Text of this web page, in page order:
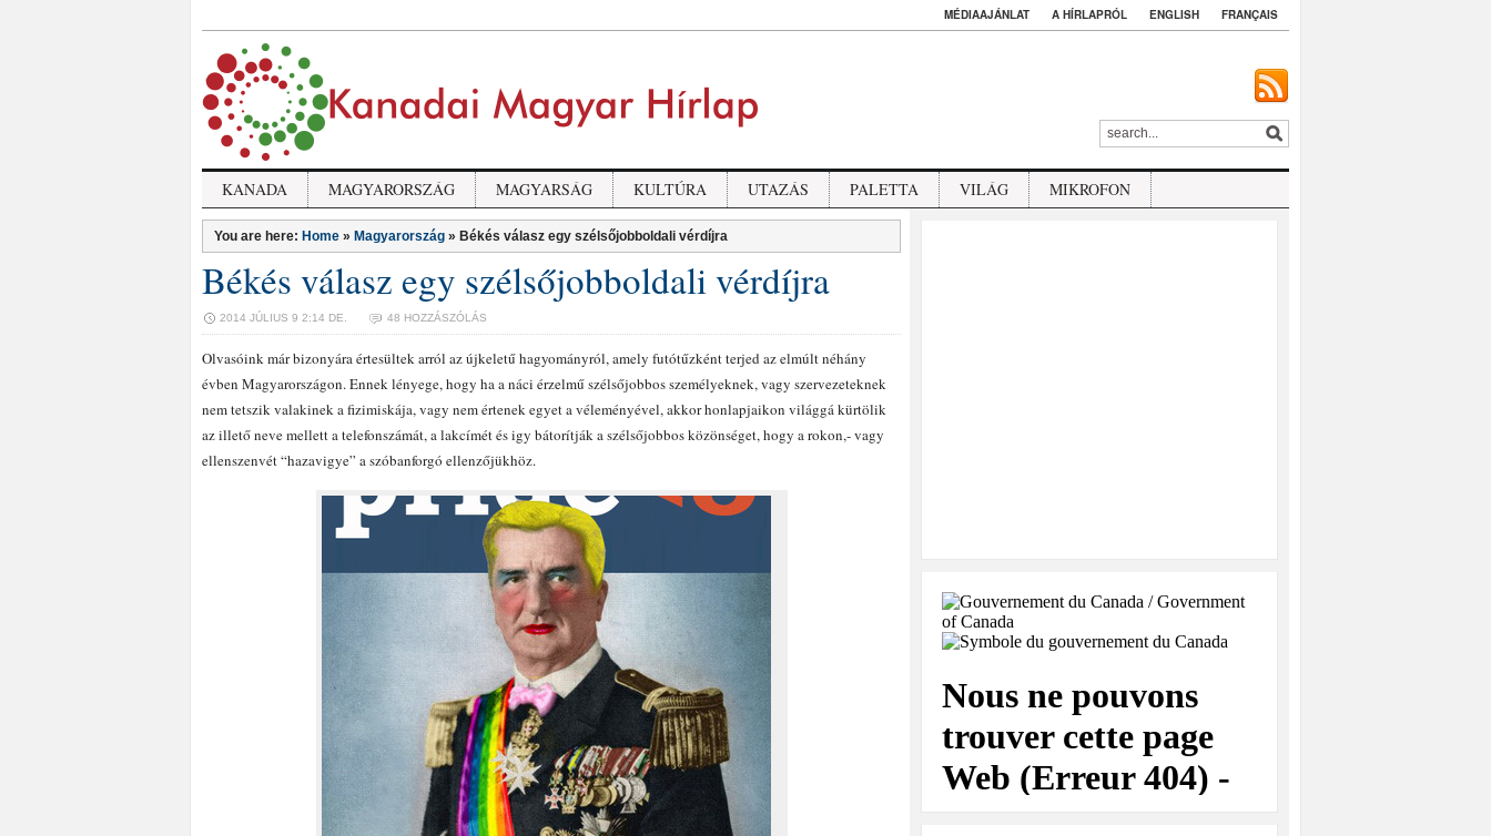
MÉDIAAJÁNLAT A HÍRLAPRÓL ENGLISH FRANÇAIS
KANADA MAGYARORSZÁG MAGYARSÁG KULTÚRA UTAZÁS PALETTA VILÁG MIKROFON
You are here: Home » Magyarország » Békés válasz egy szélsőjobboldali vérdíjra
Békés válasz egy szélsőjobboldali vérdíjra
2014 JÚLIUS 9 2:14 DE. 48 HOZZÁSZÓLÁS
Olvasóink már bizonyára értesültek arról az újkeletű hagyományról, amely futótűzként terjed az elmúlt néhány
évben Magyarországon. Ennek lényege, hogy ha a náci érzelmű szélsőjobbos személyeknek, vagy szervezeteknek
nem tetszik valakinek a fizimiskája, vagy nem értenek egyet a véleményével, akkor honlapjaikon világgá kürtölik
az illető neve mellett a telefonszámát, a lakcímét és igy bátorítják a szélsőjobbos közönséget, hogy a rokon,- vagy
ellenszenvét “hazavigye” a szóbanforgó ellenzőjükhöz.